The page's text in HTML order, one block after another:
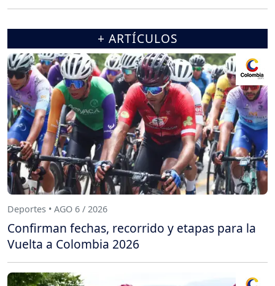
+ ARTÍCULOS
Deportes • AGO 6 / 2026
Confirman fechas, recorrido y etapas para la
Vuelta a Colombia 2026